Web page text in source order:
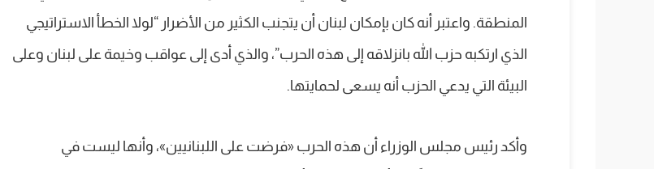
المنطقة. واعتبر أنه كان بإمكان لبنان أن يتجنب الكثير من الأضرار “لولا الخطأ الاستراتيجي
الذي ارتكبه حزب الله بانزلاقه إلى هذه الحرب”، والذي أدى إلى عواقب وخيمة على لبنان وعلى
البيئة التي يدعي الحزب أنه يسعى لحمايتها.
وأكد رئيس مجلس الوزراء أن هذه الحرب «فرضت على اللبنانيين»، وأنها ليست في